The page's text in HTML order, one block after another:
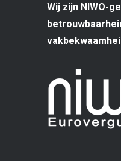
Wij zijn NIWO-